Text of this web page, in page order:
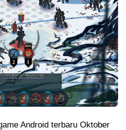
Android terbaru Oktober